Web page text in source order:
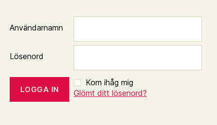
Användarnamn
Lösenord
Kom ihåg mig
Glömt ditt lösenord?